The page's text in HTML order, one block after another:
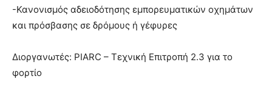
-Κανονισμός αδειοδότησης εμπορευματικών οχημάτων
και πρόσβασης σε δρόμους ή γέφυρες
Διοργανωτές: PIARC – Τεχνική Επιτροπή 2.3 για το
φορτίο